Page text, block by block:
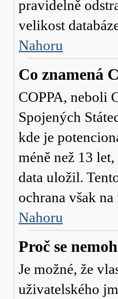
pravidelně
velikost
Nahoru
Co znamená
COPPA, neboli
Spojených
kde je
méně než 13
data uložil.
ochrana však
Nahoru
Proč se
Je možné, že
uživatelského